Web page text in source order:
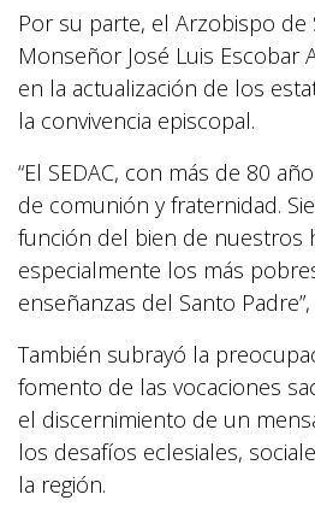
Por su parte, el Arzobispo de
Monseñor José Luis Escobar
en la actualización de los
la convivencia episcopal.
“El SEDAC, con más de 80
de comunión y fraternidad.
función del bien de nuestros
especialmente los más
enseñanzas del Santo
También subrayó la
fomento de las vocaciones
el discernimiento de un
los desafíos eclesiales,
la región.